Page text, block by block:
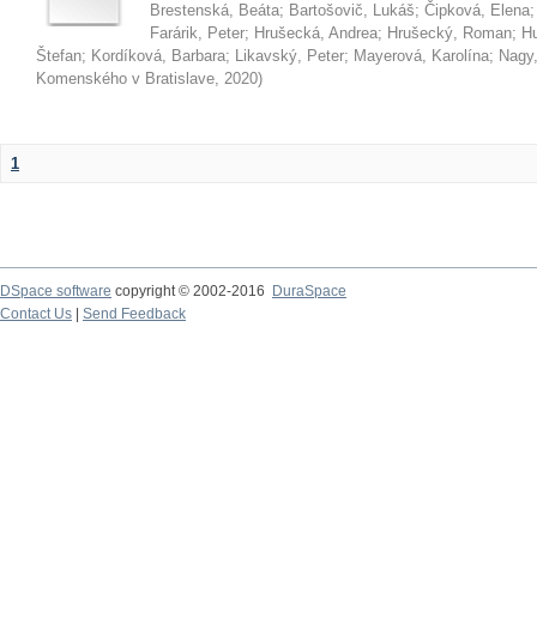
Brestenská, Beáta; Bartošovič, Lukáš; Čipková, Elena
Farárik, Peter; Hrušecká, Andrea; Hrušecký, Roman;
Štefan; Kordíková, Barbara; Likavský, Peter; Mayerová, Karolína;
Komenského v Bratislave, 2020)
1
DSpace software copyright © 2002-2016
DuraSpace
Contact Us
Send Feedback